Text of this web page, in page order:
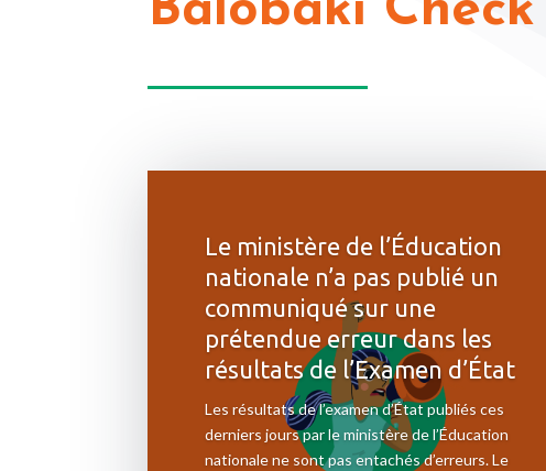
Balobaki
Le ministère de l’Éducation
nationale n’a pas publié un
communiqué sur une
prétendue erreur dans les
résultats de l’Examen d’État
Les résultats de l’examen d’État publiés ces
derniers jours par le ministère de l’Éducation
nationale ne sont pas entachés d’erreurs. Le